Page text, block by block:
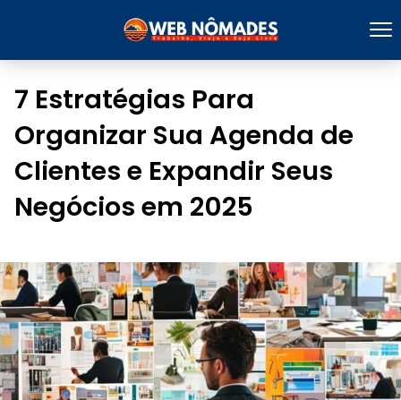
7 Estratégias Para
Organizar Sua Agenda de
Clientes e Expandir Seus
Negócios em 2025